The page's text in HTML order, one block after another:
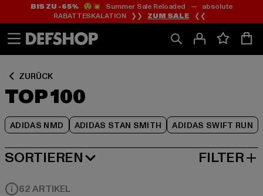
Zum
Inhalt
springen
Zum
Fußzeile
springen
BIS ZU -65%😲💥 Summer Sale Reloaded — absolute
RABATTESKALATION ❯❯ ZUM SALE ❮❮
ZURÜCK
TOP 100
ADIDAS NMD ADIDAS STAN SMITH ADIDAS SWIFT RUN
Zum
Produktraster
springen
SORTIEREN
BELIEBTESTE FILTER
62 ARTIKEL